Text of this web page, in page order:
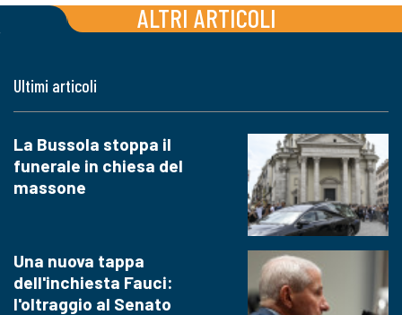
ALTRI ARTICOLI
Ultimi articoli
La Bussola stoppa il
funerale in chiesa del
massone
Una nuova tappa
dell'inchiesta Fauci:
l'oltraggio al Senato